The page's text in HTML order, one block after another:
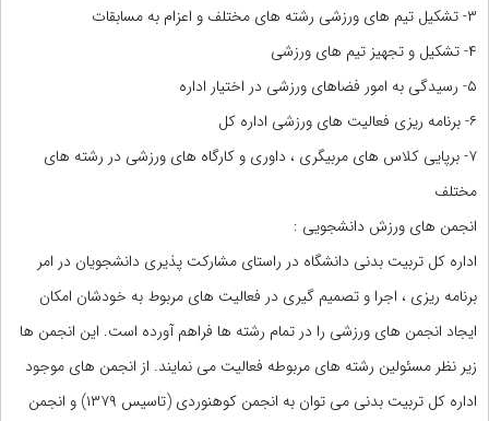
۳- تشکیل تیم های ورزشی رشته های مختلف و اعزام به مسابقات
۴- تشکیل و تجهیز تیم های ورزشی
۵- رسیدگی به امور فضاهای ورزشی در اختیار اداره
۶- برنامه ریزی فعالیت های ورزشی اداره کل
۷- برپایی کلاس های مربیگری ، داوری و کارگاه های ورزشی در رشته های
مختلف
انجمن های ورزش دانشجویی :
اداره کل تربیت بدنی دانشگاه در راستای مشارکت پذیری دانشجویان در امر
برنامه ریزی ، اجرا و تصمیم گیری در فعالیت های مربوط به خودشان امکان
ایجاد انجمن های ورزشی را در تمام رشته ها فراهم آورده است. این انجمن ها
زیر نظر مسئولین رشته های مربوطه فعالیت می نمایند. از انجمن های موجود
اداره کل تربیت بدنی می توان به انجمن کوهنوردی (تاسیس ۱۳۷۹) و انجمن